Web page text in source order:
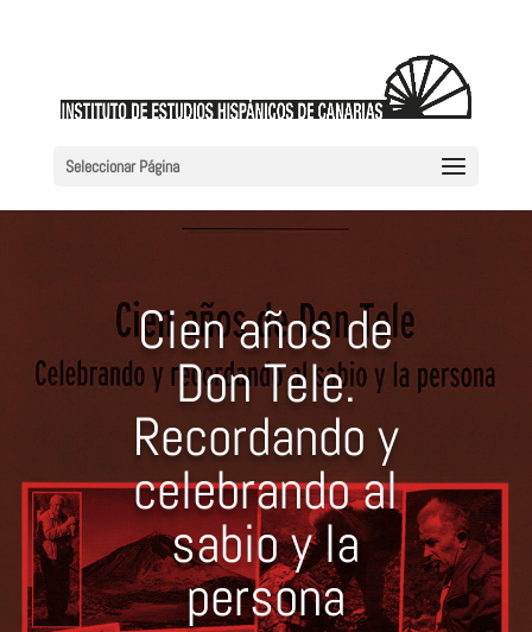
Seleccionar Página
Cien años de
Don Tele.
Recordando y
celebrando al
sabio y la
persona